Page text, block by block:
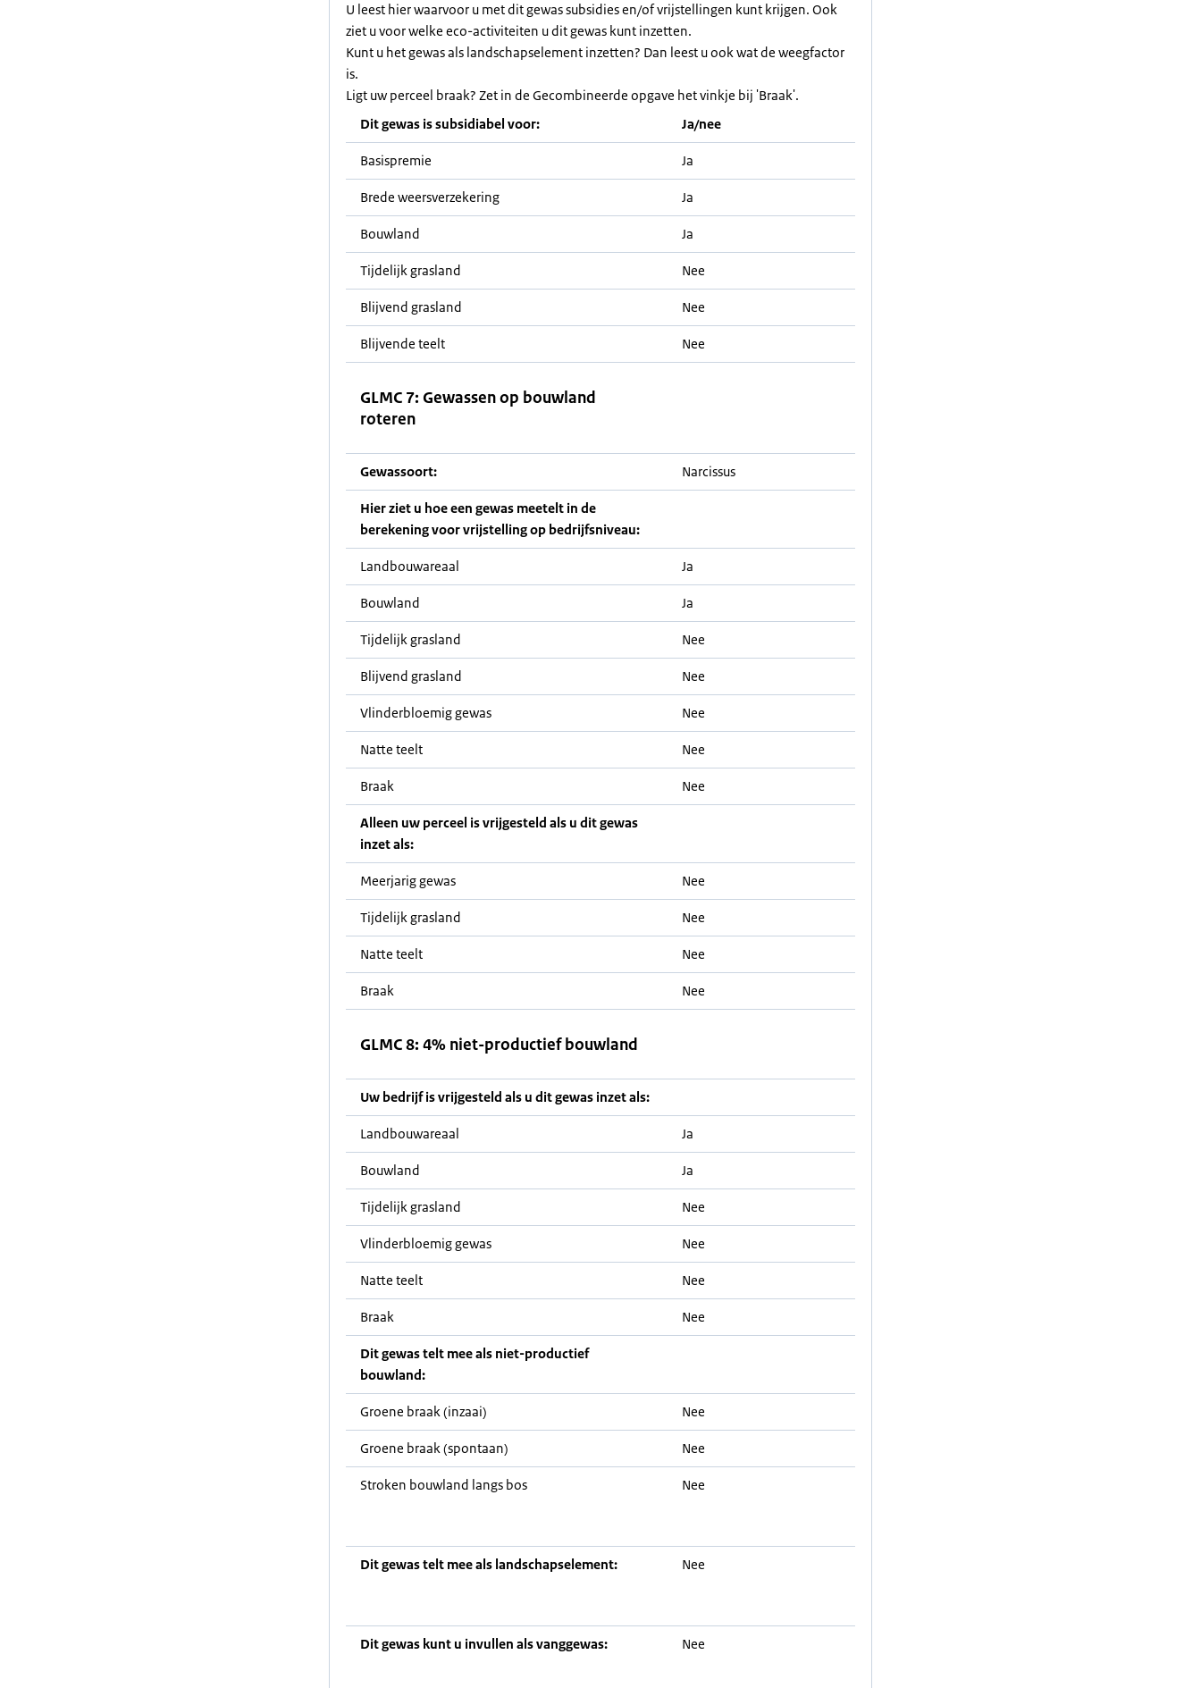
U leest hier waarvoor u met dit gewas subsidies en/of vrijstellingen kunt krijgen. Ook
ziet u voor welke eco-activiteiten u dit gewas kunt inzetten.
Kunt u het gewas als landschapselement inzetten? Dan leest u ook wat de weegfactor
is.
Ligt uw perceel braak? Zet in de Gecombineerde opgave het vinkje bij 'Braak'.
Dit gewas is subsidiabel voor:
Ja/nee
Basispremie Ja
Brede weersverzekering Ja
Bouwland Ja
Tijdelijk grasland Nee
Blijvend grasland Nee
Blijvende teelt Nee
GLMC 7: Gewassen op bouwland
roteren
Gewassoort: Narcissus
Hier ziet u hoe een gewas meetelt in de
berekening voor vrijstelling op bedrijfsniveau:
Landbouwareaal Ja
Bouwland Ja
Tijdelijk grasland Nee
Blijvend grasland Nee
Vlinderbloemig gewas Nee
Natte teelt Nee
Braak Nee
Alleen uw perceel is vrijgesteld als u dit gewas
inzet als:
Meerjarig gewas Nee
Tijdelijk grasland Nee
Natte teelt Nee
Braak Nee
GLMC 8: 4% niet-productief bouwland
Uw bedrijf is vrijgesteld als u dit gewas inzet als:
Landbouwareaal Ja
Bouwland Ja
Tijdelijk grasland Nee
Vlinderbloemig gewas Nee
Natte teelt Nee
Braak Nee
Dit gewas telt mee als niet-productief
bouwland:
Groene braak (inzaai) Nee
Groene braak (spontaan) Nee
Stroken bouwland langs bos Nee
Dit gewas telt mee als landschapselement: Nee
Dit gewas kunt u invullen als vanggewas: Nee